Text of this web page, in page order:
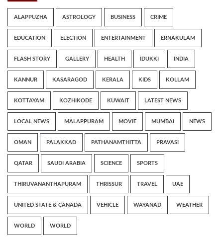
ALAPPUZHA ASTROLOGY BUSINESS CRIME
EDUCATION ELECTION ENTERTAINMENT ERNAKULAM
FLASH STORY GALLERY HEALTH IDUKKI INDIA
KANNUR KASARAGOD KERALA KIDS KOLLAM
KOTTAYAM KOZHIKODE KUWAIT LATEST NEWS
LOCAL NEWS MALAPPURAM MOVIE MUMBAI NEWS
OMAN PALAKKAD PATHANAMTHITTA PRAVASI
QATAR SAUDI ARABIA SCIENCE SPORTS
THIRUVANANTHAPURAM THRISSUR TRAVEL UAE
UNITED STATE & CANADA VEHICLE WAYANAD WEATHER
WORLD WORLD